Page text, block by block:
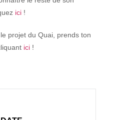
ici !
projet du Quai, prends ton
ici !